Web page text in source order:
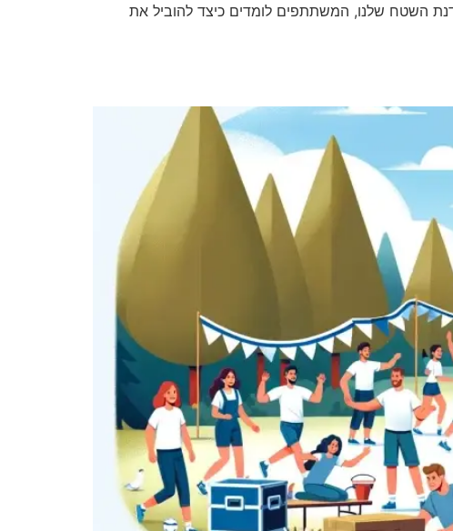
השטח שלנו, המשתתפים לומדים כיצד להוביל את